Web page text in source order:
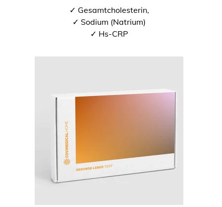
✓ Gesamtcholesterin,
✓ Sodium (Natrium)
✓ Hs-CRP